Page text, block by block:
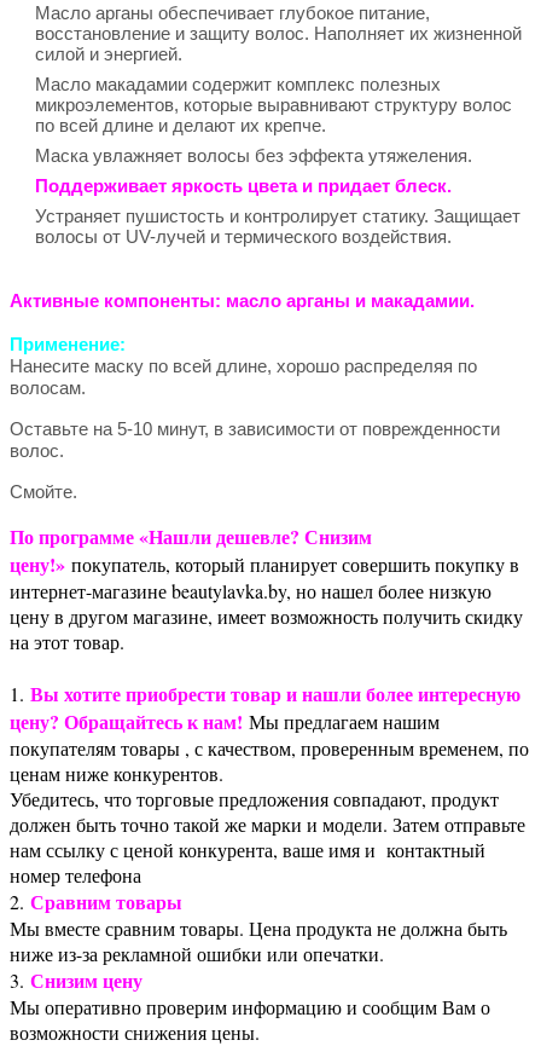
Масло арганы обеспечивает глубокое питание,
восстановление и защиту волос. Наполняет их жизненной
силой и энергией.
Масло макадамии содержит комплекс полезных
микроэлементов, которые выравнивают структуру волос
по всей длине и делают их крепче.
Маска увлажняет волосы без эффекта утяжеления.
Поддерживает яркость цвета и придает блеск.
Устраняет пушистость и контролирует статику. Защищает
волосы от UV-лучей и термического воздействия.
Активные компоненты: масло арганы и макадамии.
Применение:
Нанесите маску по всей длине, хорошо распределяя по
волосам.
Оставьте на 5-10 минут, в зависимости от поврежденности
волос.
Смойте.
По программе «Нашли дешевле? Снизим
цену!» покупатель, который планирует совершить покупку в
интернет-магазине beautylavka.by, но нашел более низкую
цену в другом магазине, имеет возможность получить скидку
на этот товар.
1. Вы хотите приобрести товар и нашли более интересную
цену? Обращайтесь к нам! Мы предлагаем нашим
покупателям товары , с качеством, проверенным временем, по
ценам ниже конкурентов.
Убедитесь, что торговые предложения совпадают, продукт
должен быть точно такой же марки и модели. Затем отправьте
нам ссылку с ценой конкурента, ваше имя и контактный
номер телефона
2. Сравним товары
Мы вместе сравним товары. Цена продукта не должна быть
ниже из-за рекламной ошибки или опечатки.
3. Снизим цену
Мы оперативно проверим информацию и сообщим Вам о
возможности снижения цены.